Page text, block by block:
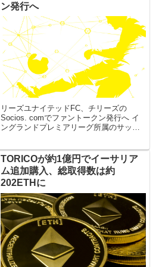
ン発行へ
リーズユナイテッドFC、チリーズの
Socios. comでファントークン発行へ イ
ングランドプレミアリーグ所属のサッカ
ーム「Socios.com（ […]
TORICOが約1億円でイーサリア
ム追加購入、総取得数は約
202ETHに